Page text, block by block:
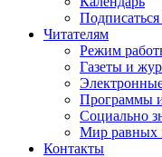
Читателям
Режим
Газеты и
Программы
Социально
Мир равных
Контакты